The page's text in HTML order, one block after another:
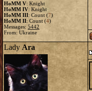
HoMM V: Knight
HoMM IV: Knight
HoMM III: Count (7)
HoMM II: Count (4)
Messages: 5442
From: Ukraine
Lady Ara